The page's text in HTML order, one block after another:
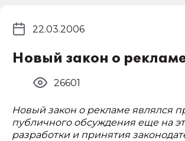
Новый закон о
22.03.2006
26601
Новый закон о рекламе являлся
публичного обсуждения еще на
разработки и принятия
Автоматизация